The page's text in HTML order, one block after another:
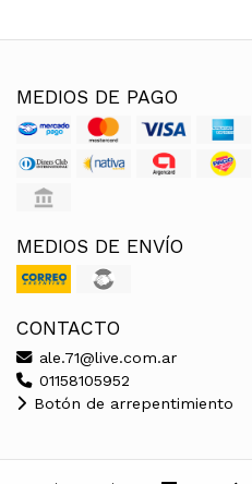
MEDIOS DE PAGO
MEDIOS DE ENVÍO
CONTACTO
ale.71@live.com.ar
01158105952
Botón de arrepentimiento